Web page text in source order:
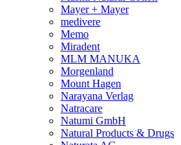
Mayer + Mayer
medivere
Memo
Miradent
MLM MANUKA
Morgenland
Mount Hagen
Narayana Verlag
Natracare
Natumi GmbH
Natural Products & Drugs